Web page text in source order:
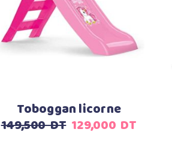
Ajouter au panier
Toboggan licorne
149,500DT Le
129,000 DTLe